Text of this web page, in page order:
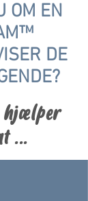
OM EN
DE
hjælper
...